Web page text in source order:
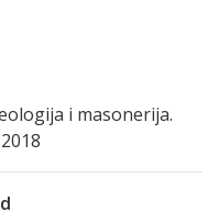
i masonerija.